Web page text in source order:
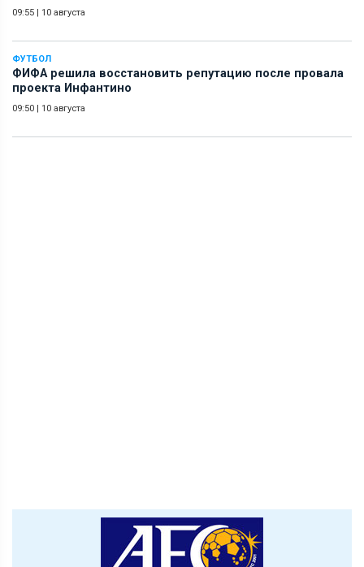
09:55 | 10 августа
ФУТБОЛ
ФИФА решила восстановить репутацию после провала
проекта Инфантино
09:50 | 10 августа